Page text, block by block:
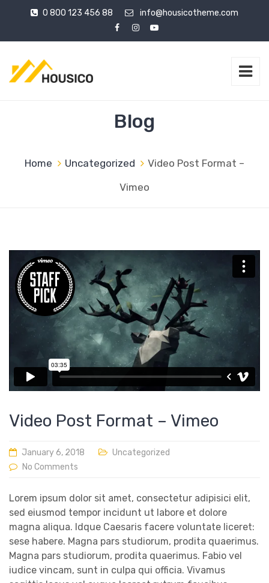
0 800 123 456 88 info@housicotheme.com
Blog
Home Uncategorized
Video Post Format –
Vimeo
Video Post Format – Vimeo
January 6, 2018
Uncategorized
No Comments
Lorem ipsum dolor sit amet, consectetur adipisici elit,
sed eiusmod tempor incidunt ut labore et dolore
magna aliqua. Idque Caesaris facere voluntate liceret:
sese habere. Magna pars studiorum, prodita quaerimus.
Magna pars studiorum, prodita quaerimus. Fabio vel
iudice vincam, sunt in culpa qui officia. Vivamus